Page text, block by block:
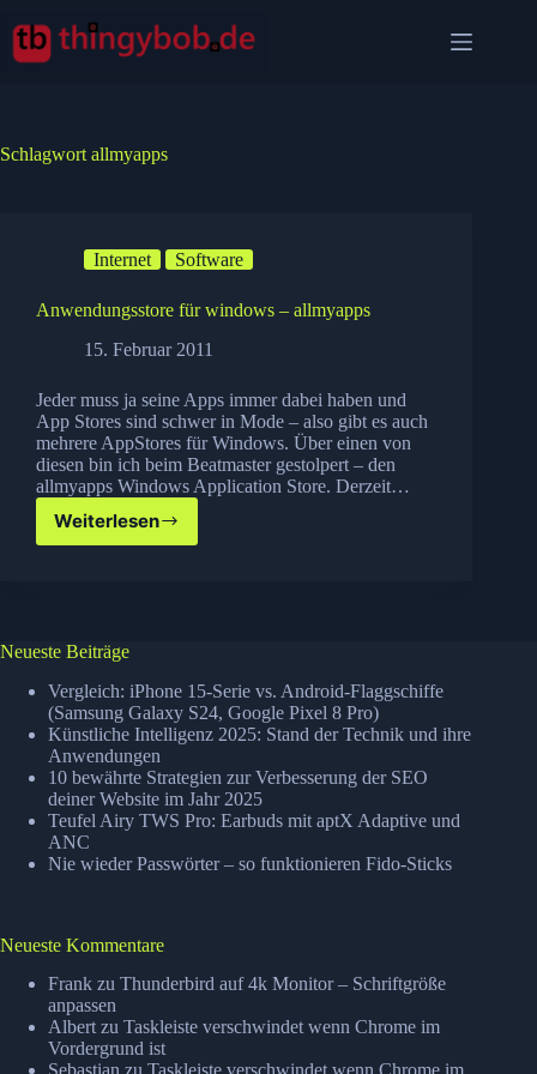
Inhalt
springen
Schlagwort allmyapps
Internet Software
Anwendungsstore für windows – allmyapps
15. Februar 2011
Jeder muss ja seine Apps immer dabei haben und
App Stores sind schwer in Mode – also gibt es auch
mehrere AppStores für Windows. Über einen von
diesen bin ich beim Beatmaster gestolpert – den
allmyapps Windows Application Store. Derzeit…
WeiterlesenAnwendungsstore
Neueste Beiträge
Vergleich: iPhone 15-Serie vs. Android-Flaggschiffe
(Samsung Galaxy S24, Google Pixel 8 Pro)
Künstliche Intelligenz 2025: Stand der Technik und ihre
Anwendungen
10 bewährte Strategien zur Verbesserung der SEO
deiner Website im Jahr 2025
Teufel Airy TWS Pro: Earbuds mit aptX Adaptive und
ANC
Nie wieder Passwörter – so funktionieren Fido-Sticks
Neueste Kommentare
Frank zu Thunderbird auf 4k Monitor – Schriftgröße
anpassen
Albert zu Taskleiste verschwindet wenn Chrome im
Vordergrund ist